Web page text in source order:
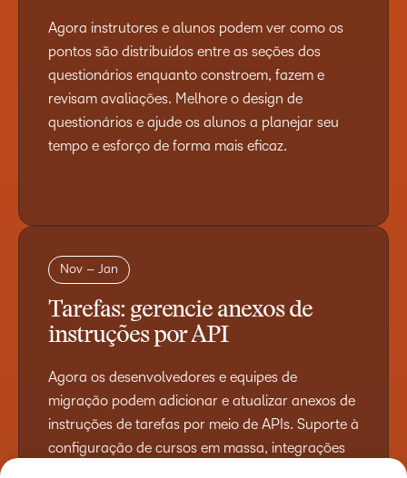
Agora instrutores e alunos podem ver como os
pontos são distribuídos entre as seções dos
questionários enquanto constroem, fazem e
revisam avaliações. Melhore o design de
questionários e ajude os alunos a planejar seu
tempo e esforço de forma mais eficaz.
Nov – Jan
Tarefas: gerencie anexos de
instruções por API
Agora os desenvolvedores e equipes de
migração podem adicionar e atualizar anexos de
instruções de tarefas por meio de APIs. Suporte à
configuração de cursos em massa, integrações